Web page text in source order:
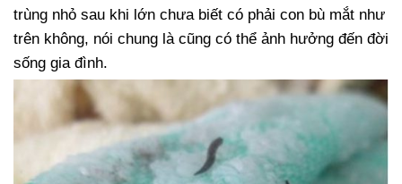
trùng nhỏ sau khi lớn chưa biết có phải con bù mắt như
trên không, nói chung là cũng có thể ảnh hưởng đến đời
sống gia đình.